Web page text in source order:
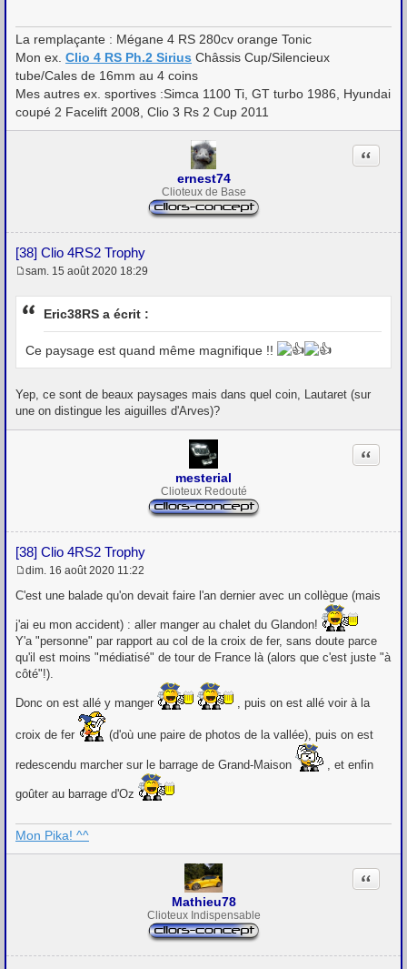
La remplaçante : Mégane 4 RS 280cv orange Tonic
Mon ex. Clio 4 RS Ph.2 Sirius Châssis Cup/Silencieux
tube/Cales de 16mm au 4 coins
Mes autres ex. sportives :Simca 1100 Ti, GT turbo 1986, Hyundai
coupé 2 Facelift 2008, Clio 3 Rs 2 Cup 2011
ernest74
Clioteux de Base
[38] Clio 4RS2 Trophy
Citation
e
s
g
e
sam. 15 août 2020 18:29
Eric38RS a écrit :
Ce paysage est quand même magnifique !!
Yep, ce sont de beaux paysages mais dans quel coin, Lautaret (sur
une on distingue les aiguilles d'Arves)?
mesterial
Clioteux Redouté
[38] Clio 4RS2 Trophy
Citation
e
s
a
g
e
dim. 16 août 2020 11:22
C'est une balade qu'on devait faire l'an dernier avec un collègue (mais
j'ai eu mon accident) : aller manger au chalet du Glandon!
Y'a "personne" par rapport au col de la croix de fer, sans doute parce
qu'il est moins "médiatisé" de tour de France là (alors que c'est juste "à
côté"!).
Donc on est allé y manger , puis on est allé voir à la
croix de fer (d'où une paire de photos de la vallée), puis on est
redescendu marcher sur le barrage de Grand-Maison , et enfin
goûter au barrage d'Oz
Mon Pika! ^^
Mathieu78
Clioteux Indispensable
Citation